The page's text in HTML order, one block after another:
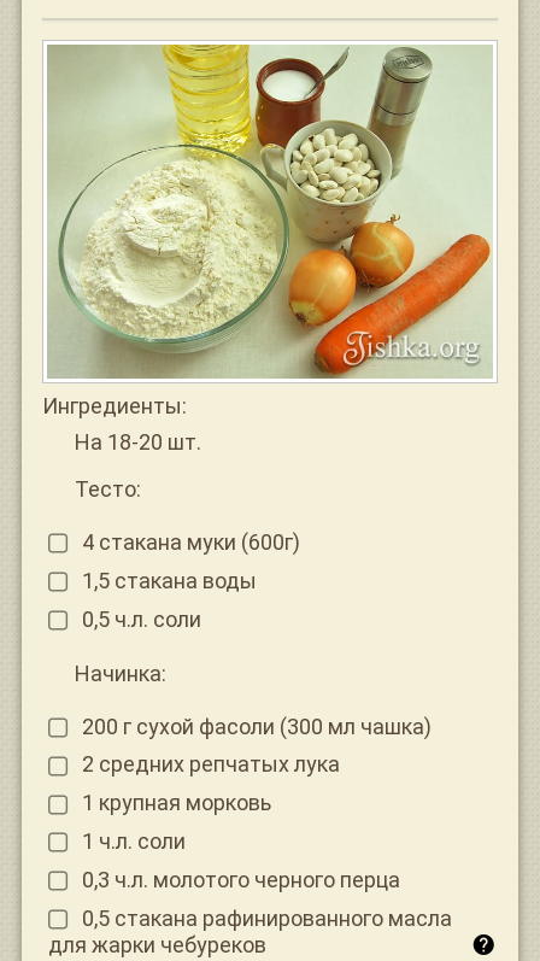
Ингредиенты:
На 18-20 шт.
Тесто:
4 стакана муки (600г)
1,5 стакана воды
0,5 ч.л. соли
Начинка:
200 г сухой фасоли (300 мл чашка)
2 средних репчатых лука
1 крупная морковь
1 ч.л. соли
0,3 ч.л. молотого черного перца
0,5 стакана рафинированного масла
для жарки чебуреков